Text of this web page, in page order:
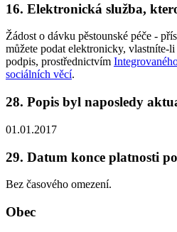
16. Elektronická služba,
Žádost o dávku pěstounské péče -
můžete podat elektronicky, vlastníte-
podpis, prostřednictvím
sociálních věcí.
28. Popis byl naposledy
01.01.2017
29. Datum konce platnosti
Bez časového omezení.
Obec